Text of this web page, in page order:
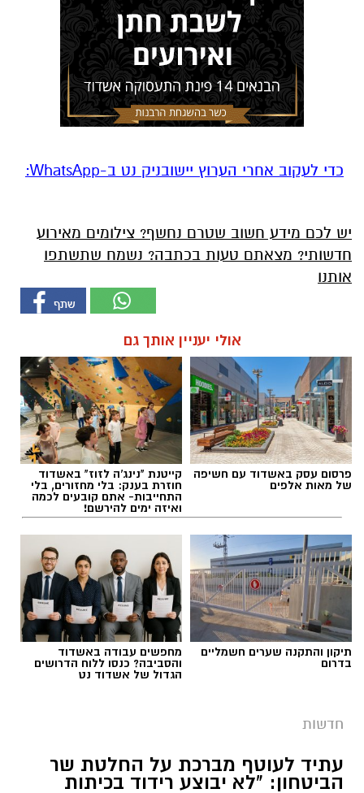
‏כדי לעקוב אחרי הערוץ יישובניק נט ב-WhatsApp:‏‏‏
יש לכם מידע חשוב שטרם נחשף? צילומים מאירוע
חדשותי? מצאתם טעות בכתבה? נשמח שתשתפו
אותנו
אולי יעניין אותך גם
פרסום עסק באשדוד עם חשיפה
של מאות אלפים
קייטנת "נינג'ה לזוז" באשדוד
חוזרת בענק: בלי מחזורים, בלי
התחייבות- אתם קובעים לכמה
ואיזה ימים להירשם!
תיקון והתקנה שערים חשמליים
בדרום
מחפשים עבודה באשדוד
והסביבה? כנסו ללוח הדרושים
הגדול של אשדוד נט
חדשות
עתיד לעוטף מברכת על החלטת שר
הביטחון: "לא יבוצע רידוד בכיתות